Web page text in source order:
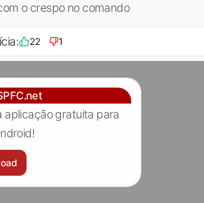
o crespo no comando
22 1
aplicação gratuita para